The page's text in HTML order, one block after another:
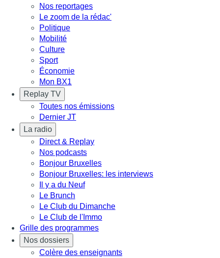
Nos reportages
Le zoom de la rédac'
Politique
Mobilité
Culture
Sport
Économie
Mon BX1
Replay TV
Toutes nos émissions
Dernier JT
La radio
Direct & Replay
Nos podcasts
Bonjour Bruxelles
Bonjour Bruxelles: les interviews
Il y a du Neuf
Le Brunch
Le Club du Dimanche
Le Club de l'Immo
Grille des programmes
Nos dossiers
Colère des enseignants